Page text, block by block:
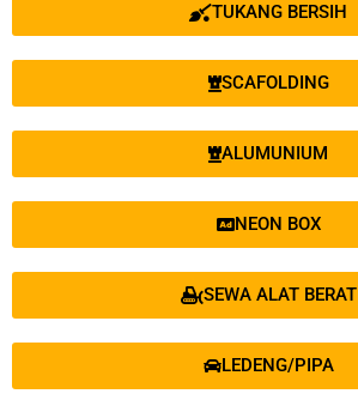
TUKANG BERSIH
SCAFOLDING
ALUMUNIUM
NEON BOX
SEWA ALAT BERAT
LEDENG/PIPA